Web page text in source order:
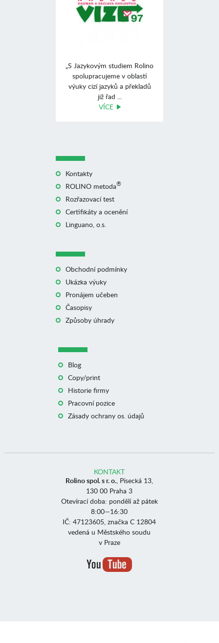
„S Jazykovým studiem Rolino
spolupracujeme v oblasti
výuky cizí jazyků a překladů
již řad ...
VÍCE
Kontakty
ROLINO metoda®
Rozřazovací test
Certifikáty a ocenění
Linguano, o.s.
Obchodní podmínky
Ukázka výuky
Pronájem učeben
Časopisy
Způsoby úhrady
Blog
Copy/print
Historie firmy
Pracovní pozice
Zásady ochrany os. údajů
KONTAKT
Rolino spol. s r. o., Písecká 13,
130 00 Praha 3
Otevírací doba: pondělí až pátek
8:00—16:30
IČ: 47123605, značka C 12804
vedená u Městského soudu
v Praze